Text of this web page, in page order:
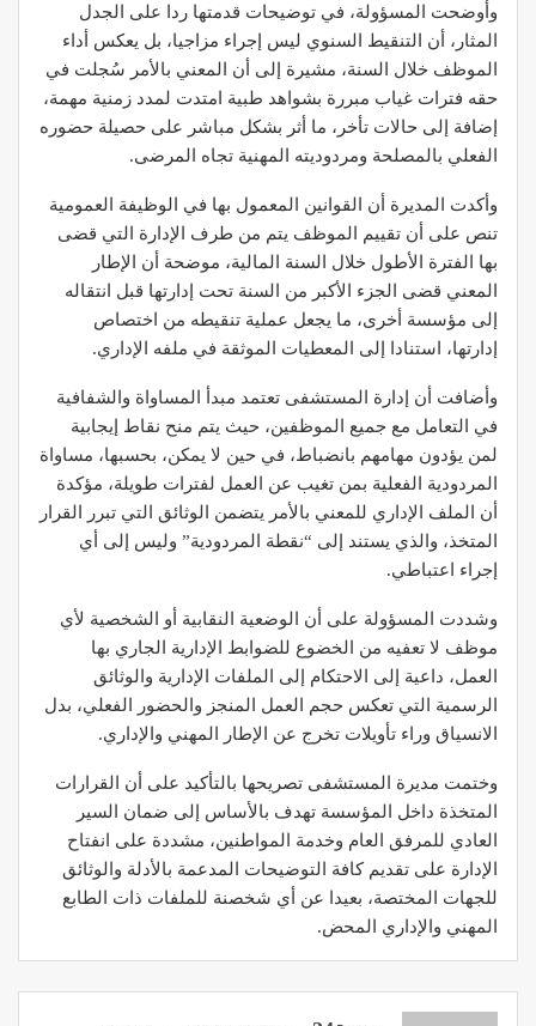
وأوضحت المسؤولة، في توضيحات قدمتها ردا على الجدل
المثار، أن التنقيط السنوي ليس إجراء مزاجيا، بل يعكس أداء
الموظف خلال السنة، مشيرة إلى أن المعني بالأمر سُجلت في
حقه فترات غياب مبررة بشواهد طبية امتدت لمدد زمنية مهمة،
إضافة إلى حالات تأخر، ما أثر بشكل مباشر على حصيلة حضوره
الفعلي بالمصلحة ومردوديته المهنية تجاه المرضى.
وأكدت المديرة أن القوانين المعمول بها في الوظيفة العمومية
تنص على أن تقييم الموظف يتم من طرف الإدارة التي قضى
بها الفترة الأطول خلال السنة المالية، موضحة أن الإطار
المعني قضى الجزء الأكبر من السنة تحت إدارتها قبل انتقاله
إلى مؤسسة أخرى، ما يجعل عملية تنقيطه من اختصاص
إدارتها، استنادا إلى المعطيات الموثقة في ملفه الإداري.
وأضافت أن إدارة المستشفى تعتمد مبدأ المساواة والشفافية
في التعامل مع جميع الموظفين، حيث يتم منح نقاط إيجابية
لمن يؤدون مهامهم بانضباط، في حين لا يمكن، بحسبها، مساواة
المردودية الفعلية بمن تغيب عن العمل لفترات طويلة، مؤكدة
أن الملف الإداري للمعني بالأمر يتضمن الوثائق التي تبرر القرار
المتخذ، والذي يستند إلى “نقطة المردودية” وليس إلى أي
إجراء اعتباطي.
وشددت المسؤولة على أن الوضعية النقابية أو الشخصية لأي
موظف لا تعفيه من الخضوع للضوابط الإدارية الجاري بها
العمل، داعية إلى الاحتكام إلى الملفات الإدارية والوثائق
الرسمية التي تعكس حجم العمل المنجز والحضور الفعلي، بدل
الانسياق وراء تأويلات تخرج عن الإطار المهني والإداري.
وختمت مديرة المستشفى تصريحها بالتأكيد على أن القرارات
المتخذة داخل المؤسسة تهدف بالأساس إلى ضمان السير
العادي للمرفق العام وخدمة المواطنين، مشددة على انفتاح
الإدارة على تقديم كافة التوضيحات المدعمة بالأدلة والوثائق
للجهات المختصة، بعيدا عن أي شخصنة للملفات ذات الطابع
المهني والإداري المحض.